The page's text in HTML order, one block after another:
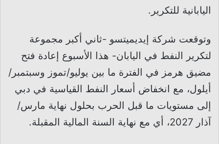
اليابانية للتكرير.
وتوقعت شركة إيديميتسو -ثاني أكبر مجموعة
لتكرير النفط في اليابان- هذا الأسبوع إعادة فتح
مضيق هرمز في الفترة ما بين يوليو/تموز وسبتمبر/
أيلول، مع انخفاض أسعار النفط القياسية في دبي
إلى مستويات ما قبل الحرب بحلول نهاية مارس/
آذار 2027، أي مع نهاية السنة المالية المقبلة.